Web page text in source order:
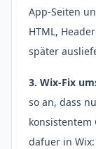
App-Seiten
HTML,
später
3. Wix-Fix
so an, dass
konsistentem
dafuer in